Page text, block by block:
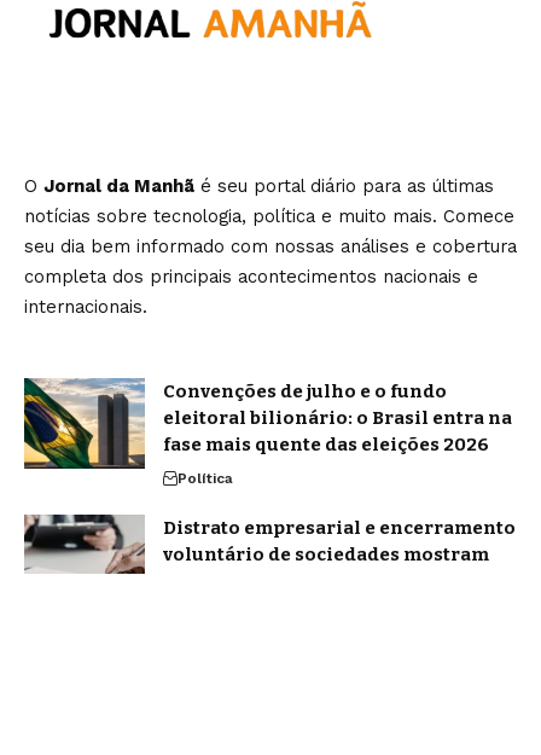
O Jornal da Manhã é seu portal diário para as últimas
notícias sobre tecnologia, política e muito mais. Comece
seu dia bem informado com nossas análises e cobertura
completa dos principais acontecimentos nacionais e
internacionais.
Convenções de julho e o fundo
eleitoral bilionário: o Brasil entra na
fase mais quente das eleições 2026
Política
Distrato empresarial e encerramento
voluntário de sociedades mostram